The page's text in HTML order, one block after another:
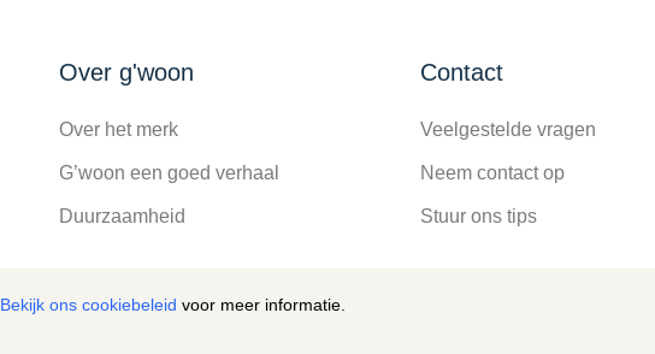
Bekijk ons cookiebeleid voor meer informatie.
Over g'woon
Over het merk
G’woon een goed verhaal
Duurzaamheid
Contact
Veelgestelde vragen
Neem contact op
Stuur ons tips